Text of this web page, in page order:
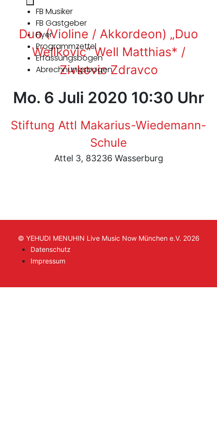
FB Musiker
FB Gastgeber
Flyer
Programmzettel
Erfassungsbogen
Abrechnungsbogen
Duo (Violine / Akkordeon) „Duo
Wellkovic“ Well Matthias* /
Zivkovic Zdravco
Mo. 6 Juli 2020 10:30 Uhr
Stiftung Attl Makarius-Wiedemann-
Schule
Attel 3, 83236 Wasserburg
© YEHUDI MENUHIN Live Music Now München e.V. 2026
Datenschutz
Impressum